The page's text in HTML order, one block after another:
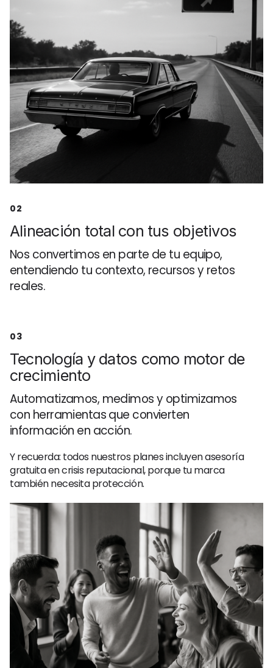
02
Alineación total con tus objetivos
Nos convertimos en parte de tu equipo,
entendiendo tu contexto, recursos y retos
reales.
03
Tecnología y datos como motor de
crecimiento
Automatizamos, medimos y optimizamos
con herramientas que convierten
información en acción.
Y recuerda: todos nuestros planes incluyen asesoría
gratuita en crisis reputacional, porque tu marca
también necesita protección.